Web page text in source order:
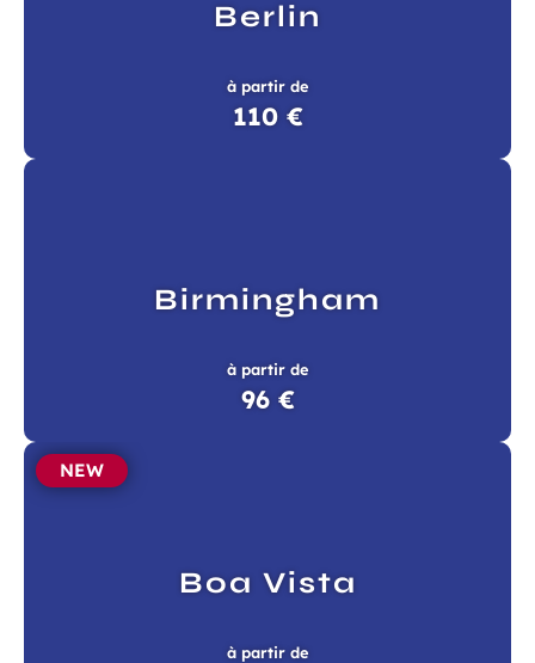
Berlin
à partir de
110 €
Birmingham
à partir de
96 €
Boa Vista
NEW
à partir de